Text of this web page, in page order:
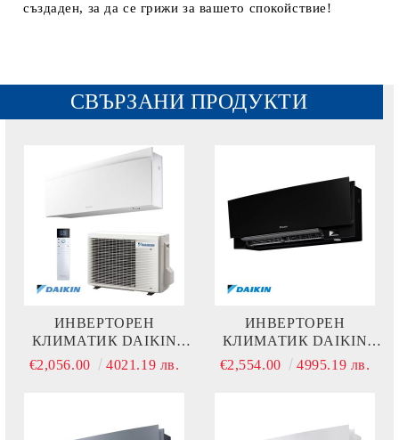
създаден, за да се грижи за вашето спокойствие!
СВЪРЗАНИ ПРОДУКТИ
ИНВЕРТОРЕН
КЛИМАТИК DAIKIN
EMURA 3 FTXJ20AW +
€2,056.00 4021.19 лв.
ИНВЕРТОРЕН
КЛИМАТИК DAIKIN
EMURA 3 FTXJ35AB +
€2,554.00 4995.19 лв.